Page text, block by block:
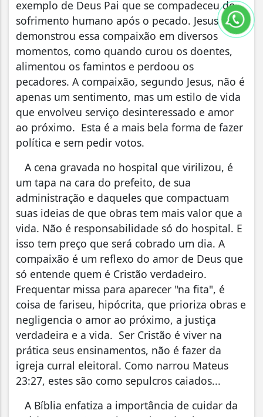
exemplo de Deus Pai que se compadeceu do
sofrimento humano após o pecado. Jesus
demonstrou essa compaixão em diversos
momentos, como quando curou os doentes,
alimentou os famintos e perdoou os
pecadores. A compaixão, segundo Jesus, não é
apenas um sentimento, mas um estilo de vida
que envolveu serviço desinteressado e amor
ao próximo. Esta é a mais bela forma de fazer
política e sem pedir votos.
A cena gravada no hospital que virilizou, é
um tapa na cara do prefeito, de sua
administração e daqueles que compactuam
suas ideias de que obras tem mais valor que a
vida. Não é responsabilidade só do hospital. E
isso tem preço que será cobrado um dia. A
compaixão é um reflexo do amor de Deus que
só entende quem é Cristão verdadeiro.
Frequentar missa para aparecer "na fita", é
coisa de fariseu, hipócrita, que prioriza obras e
negligencia o amor ao próximo, a justiça
verdadeira e a vida. Ser Cristão é viver na
prática seus ensinamentos, não é fazer da
igreja curral eleitoral. Como narrou Mateus
23:27, estes são como sepulcros caiados...
A Bíblia enfatiza a importância de cuidar da